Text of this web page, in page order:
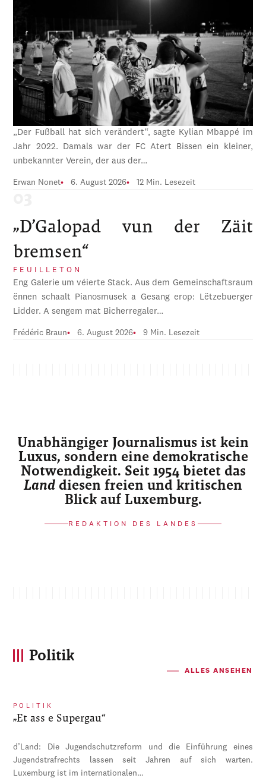
„Der Fußball hat sich verändert“, sagte Kylian Mbappé im
Jahr 2022. Damals war der FC Atert Bissen ein kleiner,
unbekannter Verein, der aus der…
Erwan Nonet 6. August 2026 12 Min. Lesezeit
„D’Galopad vun der Zäit
bremsen“
FEUILLETON
Eng Galerie um véierte Stack. Aus dem Gemeinschaftsraum
ënnen schaalt Pianosmusek a Gesang erop: Lëtzebuerger
Lidder. A sengem mat Bicherregaler…
Frédéric Braun 6. August 2026 9 Min. Lesezeit
Unabhängiger Journalismus ist kein
Luxus, sondern eine demokratische
Notwendigkeit. Seit 1954 bietet das
Land diesen freien und kritischen
Blick auf Luxemburg.
REDAKTION DES LANDES
Politik
ALLES ANSEHEN
POLITIK
„Et ass e Supergau“
d’Land: Die Jugendschutzreform und die Einführung eines
Jugendstrafrechts lassen seit Jahren auf sich warten.
Luxemburg ist im internationalen…